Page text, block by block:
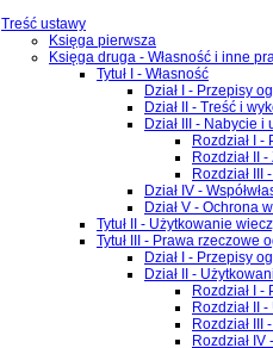
Treść ustawy
Księga pierwsza
Księga druga - Własność i inne
Tytuł I - Własność
Dział I - Przepisy
Dział II - Treść i
Dział III - Nabycie i
Rozdział I -
Rozdział II
Rozdział III
Dział IV -
Dział V - Ochrona
Tytuł II - Użytkowanie
Tytuł III - Prawa rzeczowe
Dział I - Przepisy
Dział II -
Rozdział I -
Rozdział II
Rozdział
Rozdział